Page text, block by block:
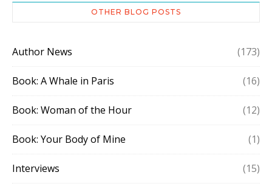
OTHER BLOG POSTS
Author News (173)
Book: A Whale in Paris (16)
Book: Woman of the Hour (12)
Book: Your Body of Mine (1)
Interviews (15)